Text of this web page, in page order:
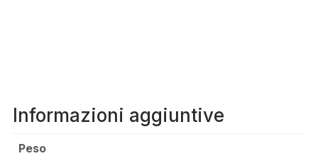
Informazioni aggiuntive
Peso